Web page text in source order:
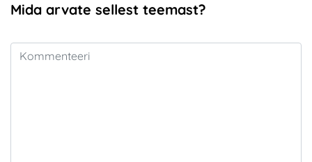
Mida arvate sellest teemast?